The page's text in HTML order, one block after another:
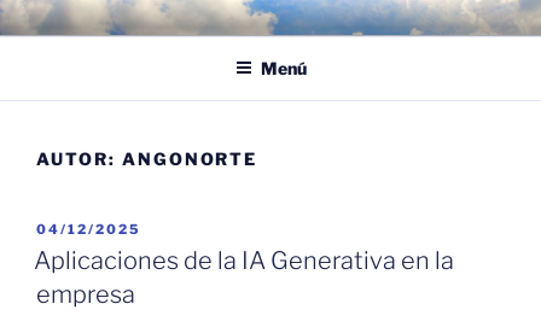
Saltar
al
POR LAS NUBES – CLOUD
EMPRESARIAL
Proyectos, noticias e ideas para adoptar el cloud en su empresa
Menú
AUTOR: ANGONORTE
PUBLICADO
EL
04/12/2025
Aplicaciones de la IA Generativa en la
empresa